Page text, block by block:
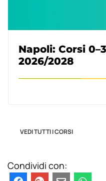
Napoli: Corsi
2026/2028
VEDI TUTTI I CORSI
Condividi con: